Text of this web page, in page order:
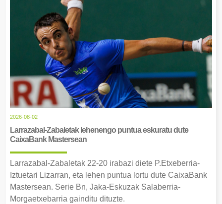
2026-08-02
Larrazabal-Zabaletak lehenengo puntua eskuratu dute
CaixaBank Mastersean
Larrazabal-Zabaletak 22-20 irabazi diete P.Etxeberria-
Iztuetari Lizarran, eta lehen puntua lortu dute CaixaBank
Mastersean. Serie Bn, Jaka-Eskuzak Salaberria-
Morgaetxebarria gainditu dituzte.